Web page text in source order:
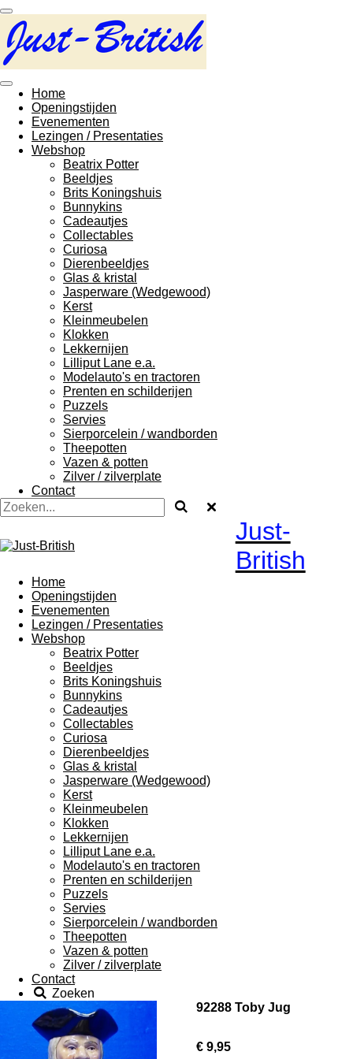
Ga
direct
naar
de
hoofdinhoud
Home
Openingstijden
Evenementen
Lezingen / Presentaties
Webshop
Beatrix Potter
Beeldjes
Brits Koningshuis
Bunnykins
Cadeautjes
Collectables
Curiosa
Dierenbeeldjes
Glas & kristal
Jasperware (Wedgewood)
Kerst
Kleinmeubelen
Klokken
Lekkernijen
Lilliput Lane e.a.
Modelauto's en tractoren
Prenten en schilderijen
Puzzels
Servies
Sierporcelein / wandborden
Theepotten
Vazen & potten
Zilver / zilverplate
Contact
Just-
British
Home
Openingstijden
Evenementen
Lezingen / Presentaties
Webshop
Beatrix Potter
Beeldjes
Brits Koningshuis
Bunnykins
Cadeautjes
Collectables
Curiosa
Dierenbeeldjes
Glas & kristal
Jasperware (Wedgewood)
Kerst
Kleinmeubelen
Klokken
Lekkernijen
Lilliput Lane e.a.
Modelauto's en tractoren
Prenten en schilderijen
Puzzels
Servies
Sierporcelein / wandborden
Theepotten
Vazen & potten
Zilver / zilverplate
Contact
Zoeken
92288 Toby Jug
€ 9,95